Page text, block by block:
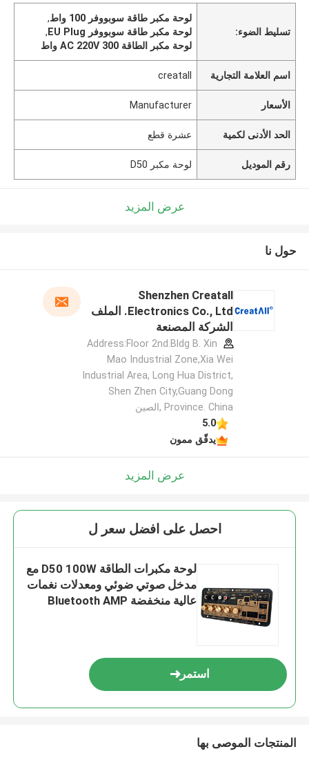
تسليط الضوء:
لوحة مكبر طاقة سوبووفر 100 واط
,
لوحة مكبر طاقة سوبووفر EU Plug
,
لوحة مكبر الطاقة AC 220V 300 واط
اسم العلامة التجارية creatall
الأسعار Manufacturer
الحد الأدنى لكمية عشرة قطع
رقم الموديل لوحة مكبر D50
عرض المزيد
حول نا
Shenzhen Creatall
Electronics Co., Ltd. الملف
الشركة المصنعة
Address:Floor 2nd.Bldg B. Xin
Mao Industrial Zone,Xia Wei
Industrial Area, Long Hua District,
Shen Zhen City,Guang Dong
Province. China ,الصين
5.0
يدقّق ممون
عرض المزيد
احصل على افضل سعر ل
لوحة مكبرات الطاقة D50 100W مع
مدخل صوتي ضوئي ومعدلات نغمات
عالية منخفضة Bluetooth AMP
استمر
المنتجات الموصى بها